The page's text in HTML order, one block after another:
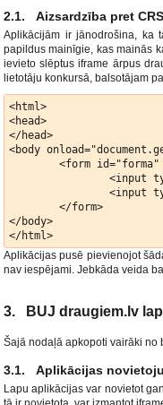
2.1. Aizsardzība pret
Aplikācijām ir jānodrošina, ka
papildus mainīgie, kas mainās
ievieto slēptus iframe ārpus
lietotāju konkursā, balsotājam
<html>
<head>
</head>
<body
<form
<input
<input
        </form>
</body>
Aplikācijas pusē pievienojot
nav iespējami. Jebkāda veida
3. BUJ draugiem.lv
Šajā nodaļā apkopoti vairāki no
3.1. Aplikācijas
Lapu aplikācijas var novietot